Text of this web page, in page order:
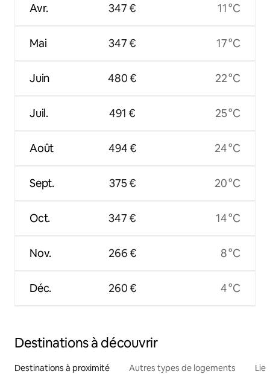
Avr.
Mai
Juin
Juil.
Août
Sept.
Oct.
Nov.
Déc.
347 €
347 €
480 €
491 €
494 €
375 €
347 €
266 €
260 €
11 °C
17 °C
22 °C
25 °C
24 °C
20 °C
14 °C
8 °C
4 °C
Destinations à découvrir
Destinations à proximité Autres types de logements